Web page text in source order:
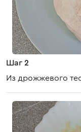
Шаг 2
Из дрожжевого